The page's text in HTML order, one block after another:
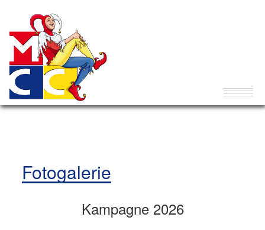
Fotogalerie
Kampagne 2026